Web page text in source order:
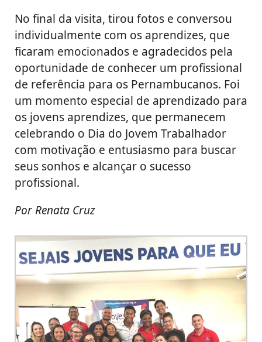
No final da visita, tirou fotos e conversou
individualmente com os aprendizes, que
ficaram emocionados e agradecidos pela
oportunidade de conhecer um profissional
de referência para os Pernambucanos. Foi
um momento especial de aprendizado para
os jovens aprendizes, que permanecem
celebrando o Dia do Jovem Trabalhador
com motivação e entusiasmo para buscar
seus sonhos e alcançar o sucesso
profissional.
Por Renata Cruz